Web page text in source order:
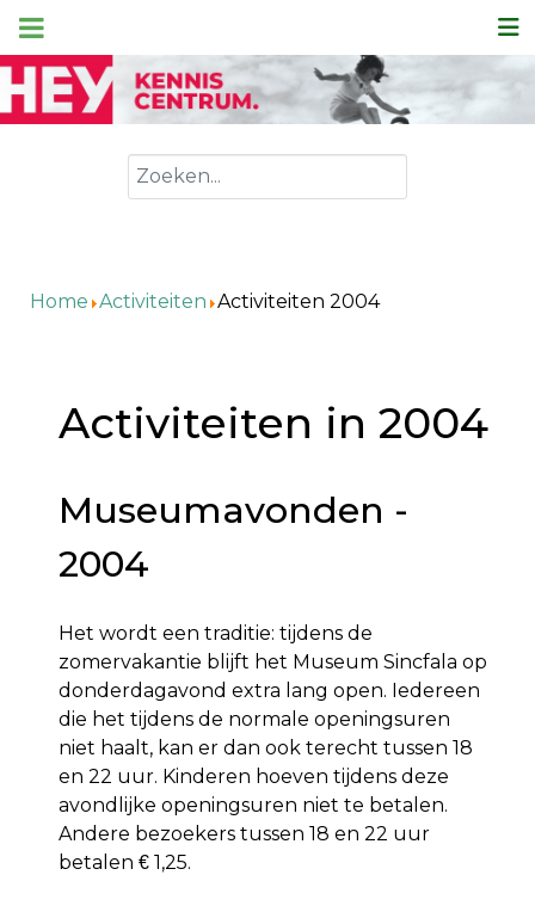
Zoeken
Home Activiteiten Activiteiten 2004
Activiteiten in 2004
Museumavonden -
2004
Het wordt een traditie: tijdens de
zomervakantie blijft het Museum Sincfala op
donderdagavond extra lang open. Iedereen
die het tijdens de normale openingsuren
niet haalt, kan er dan ook terecht tussen 18
en 22 uur. Kinderen hoeven tijdens deze
avondlijke openingsuren niet te betalen.
Andere bezoekers tussen 18 en 22 uur
betalen € 1,25.